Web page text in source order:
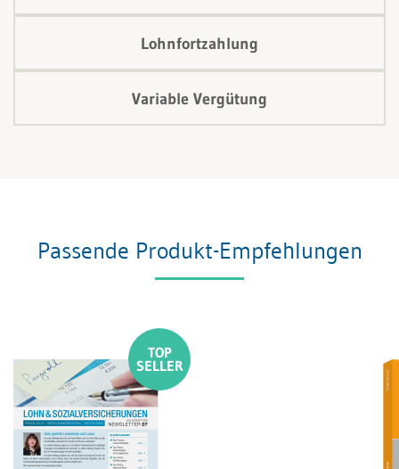
Lohnfortzahlung
Variable Vergütung
Passende Produkt-Empfehlungen